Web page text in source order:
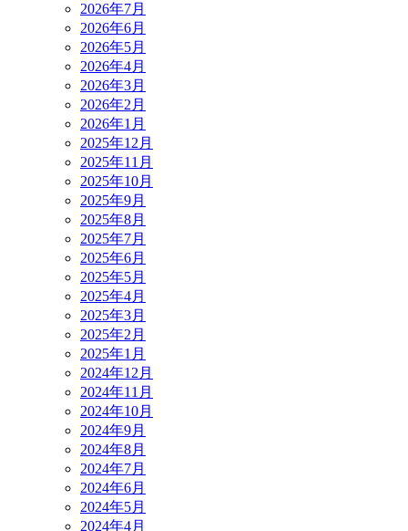
2026年7月
2026年6月
2026年5月
2026年4月
2026年3月
2026年2月
2026年1月
2025年12月
2025年11月
2025年10月
2025年9月
2025年8月
2025年7月
2025年6月
2025年5月
2025年4月
2025年3月
2025年2月
2025年1月
2024年12月
2024年11月
2024年10月
2024年9月
2024年8月
2024年7月
2024年6月
2024年5月
2024年4月